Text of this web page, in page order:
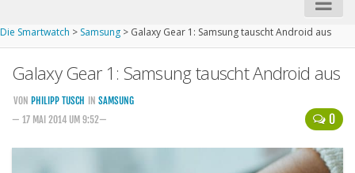
Startseite
Aktuelle Smartwatches im Test
Kommende Smartwatches
Die Smartwatch > Samsung > Galaxy Gear 1: Samsung tauscht Android aus
Galaxy Gear 1: Samsung tauscht Android aus
0
VON PHILIPP TUSCH IN SAMSUNG
— 17 MAI 2014 UM 9:52—